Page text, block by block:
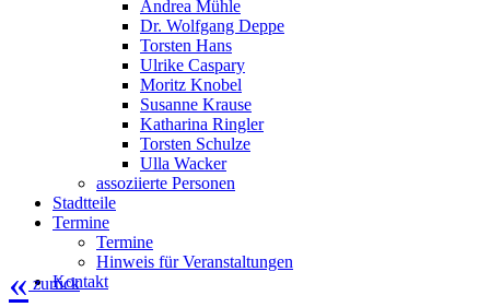
Andrea Mühle
Dr. Wolfgang Deppe
Torsten Hans
Ulrike Caspary
Moritz Knobel
Susanne Krause
Katharina Ringler
Torsten Schulze
Ulla Wacker
assoziierte Personen
Stadtteile
Termine
Termine
Hinweis für Veranstaltungen
Kontakt
« zurück